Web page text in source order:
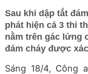
Sau khi dập tắt
phát hiện cả 3 thi
nằm trên gác lửng
đám cháy được
Sáng 18/4, Công